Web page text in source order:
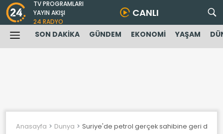
TV PROGRAMLARI
YAYIN AKIŞI
24 RADYO
CANLI
SON DAKİKA GÜNDEM EKONOMİ YAŞAM
Anasayfa Dunya Suriye'de petrol gerçek sahibine geri